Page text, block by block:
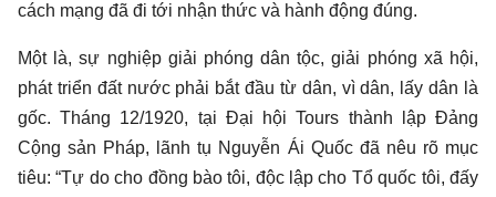
cách mạng đã đi tới nhận thức và hành động đúng.
Một là, sự nghiệp giải phóng dân tộc, giải phóng xã hội,
phát triển đất nước phải bắt đầu từ dân, vì dân, lấy dân là
gốc. Tháng 12/1920, tại Đại hội Tours thành lập Đảng
Cộng sản Pháp, lãnh tụ Nguyễn Ái Quốc đã nêu rõ mục
tiêu: “Tự do cho đồng bào tôi, độc lập cho Tổ quốc tôi, đấy